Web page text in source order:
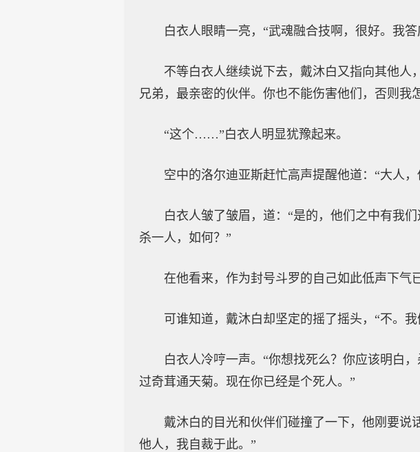
白衣人眼睛一亮，“武魂融合技啊，很好。我答
不等白衣人继续说下去，戴沐白又指向其他人
兄弟，最亲密的伙伴。你也不能伤害他们，否则我
“这个……”白衣人明显犹豫起来。
空中的洛尔迪亚斯赶忙高声提醒他道：“大人
白衣人皱了皱眉，道：“是的，他们之中有我
杀一人，如何？”
在他看来，作为封号斗罗的自己如此低声下气
可谁知道，戴沐白却坚定的摇了摇头，“不。
白衣人冷哼一声。“你想找死么？你应该明白
过奇茸通天菊。现在你已经是个死人。”
戴沐白的目光和伙伴们碰撞了一下，他刚要说
他人，我自裁于此。”